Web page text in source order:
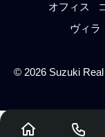
オフィス
ヴィラ
© 2026 Suzuki